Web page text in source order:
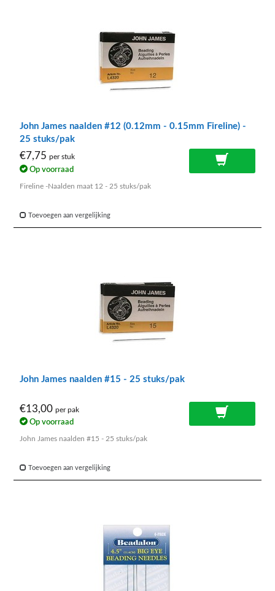
John James naalden #12 (0.12mm - 0.15mm Fireline) -
25 stuks/pak
€7,75 per stuk
Op voorraad
Fireline -Naalden maat 12 - 25 stuks/pak
Toevoegen aan vergelijking
John James naalden #15 - 25 stuks/pak
€13,00 per pak
Op voorraad
John James naalden #15 - 25 stuks/pak
Toevoegen aan vergelijking